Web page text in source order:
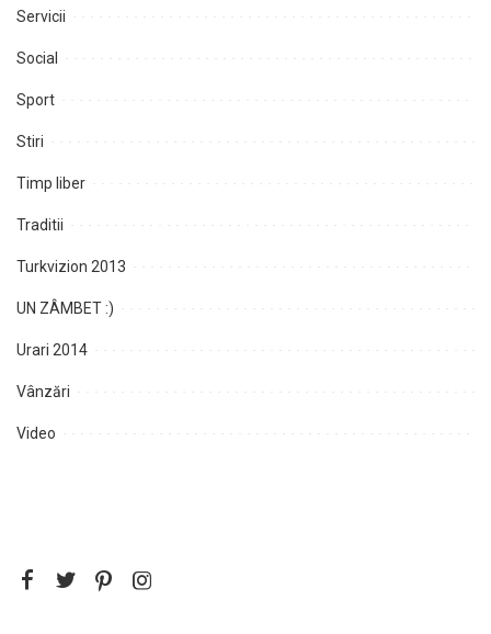
Servicii
Social
Sport
Stiri
Timp liber
Traditii
Turkvizion 2013
UN ZÂMBET :)
Urari 2014
Vânzări
Video